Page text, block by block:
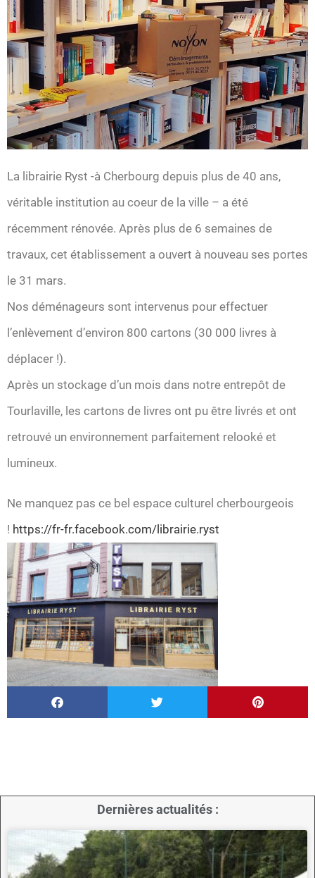
La librairie Ryst -à Cherbourg depuis plus de 40 ans,
véritable institution au coeur de la ville – a été
récemment rénovée. Après plus de 6 semaines de
travaux, cet établissement a ouvert à nouveau ses portes
le 31 mars.
Nos déménageurs sont intervenus pour effectuer
l’enlèvement d’environ 800 cartons (30 000 livres à
déplacer !).
Après un stockage d’un mois dans notre entrepôt de
Tourlaville, les cartons de livres ont pu être livrés et ont
retrouvé un environnement parfaitement relooké et
lumineux.
Ne manquez pas ce bel espace culturel cherbourgeois
! https://fr-fr.facebook.com/librairie.ryst
Dernières actualités :